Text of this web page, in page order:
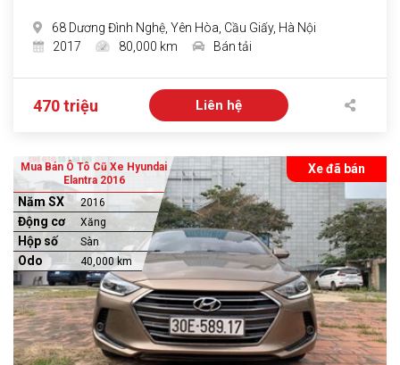
68 Dương Đình Nghệ, Yên Hòa, Cầu Giấy, Hà Nội
2017
80,000 km Bán tải
470 triệu Liên hệ
Xe đã bán
Mua Bán Ô Tô Cũ Xe Hyundai
Elantra 2016
Năm SX 2016
Động cơ Xăng
Hộp số Sàn
Odo 40,000 km